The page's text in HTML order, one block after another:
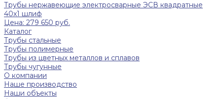
Трубы нержавеющие электросварные ЭСВ квадратные
40x1 шлиф
Цена: 279 650 руб.
Каталог
Трубы стальные
Трубы полимерные
Трубы из цветных металлов и сплавов
Трубы чугунные
О компании
Наше производство
Наши объекты